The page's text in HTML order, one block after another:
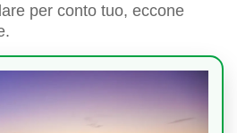
per conto tuo, eccone